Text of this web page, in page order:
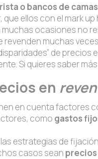
o bancos de
ellos con el mark
ocasiones no
muchas
de
Si quieres saber
en
en cuenta factores
como gastos
estrategias de
casos sean precios